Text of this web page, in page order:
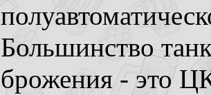
Большинство
брожения - это